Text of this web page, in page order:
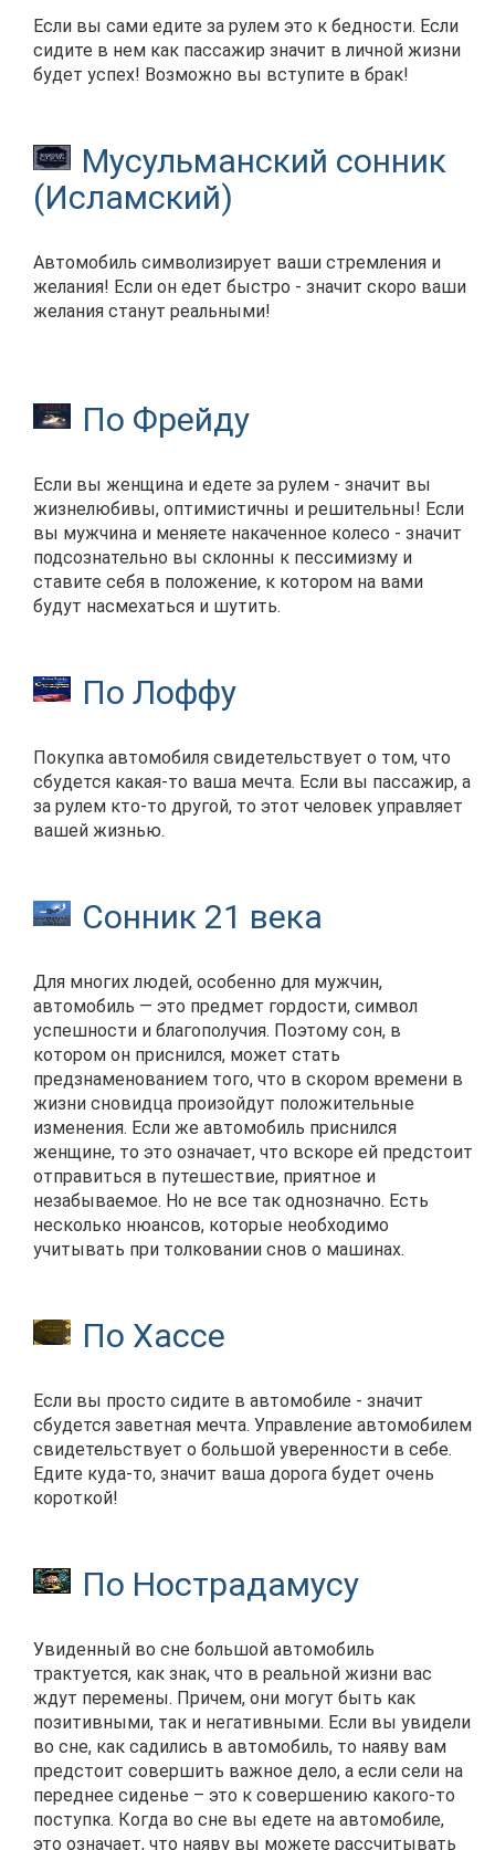
Если вы сами едите за рулем это к бедности. Если
сидите в нем как пассажир значит в личной жизни
будет успех! Возможно вы вступите в брак!
Мусульманский сонник
(Исламский)
Автомобиль символизирует ваши стремления и
желания! Если он едет быстро - значит скоро ваши
желания станут реальными!
По Фрейду
Если вы женщина и едете за рулем - значит вы
жизнелюбивы, оптимистичны и решительны! Если
вы мужчина и меняете накаченное колесо - значит
подсознательно вы склонны к пессимизму и
ставите себя в положение, к котором на вами
будут насмехаться и шутить.
По Лоффу
Покупка автомобиля свидетельствует о том, что
сбудется какая-то ваша мечта. Если вы пассажир, а
за рулем кто-то другой, то этот человек управляет
вашей жизнью.
Сонник 21 века
Для многих людей, особенно для мужчин,
автомобиль — это предмет гордости, символ
успешности и благополучия. Поэтому сон, в
котором он приснился, может стать
предзнаменованием того, что в скором времени в
жизни сновидца произойдут положительные
изменения. Если же автомобиль приснился
женщине, то это означает, что вскоре ей предстоит
отправиться в путешествие, приятное и
незабываемое. Но не все так однозначно. Есть
несколько нюансов, которые необходимо
учитывать при толковании снов о машинах.
По Хассе
Если вы просто сидите в автомобиле - значит
сбудется заветная мечта. Управление автомобилем
свидетельствует о большой уверенности в себе.
Едите куда-то, значит ваша дорога будет очень
короткой!
По Нострадамусу
Увиденный во сне большой автомобиль
трактуется, как знак, что в реальной жизни вас
ждут перемены. Причем, они могут быть как
позитивными, так и негативными. Если вы увидели
во сне, как садились в автомобиль, то наяву вам
предстоит совершить важное дело, а если сели на
переднее сиденье – это к совершению какого-то
поступка. Когда во сне вы едете на автомобиле,
это означает, что наяву вы можете рассчитывать